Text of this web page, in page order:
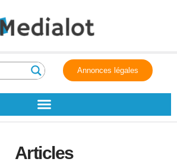
Annonces légales
Articles